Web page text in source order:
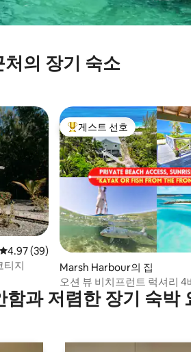
처의 장기 숙소
평점 4.97점(5점 만점), 후기 39개
4.97 (39)
티지
상위 게스트 선호
게스트 선호
Marsh Harbour의 집
오션 뷰 비치프런트 럭셔리 4
마쉬 하버
함과 저렴한 장기 숙박